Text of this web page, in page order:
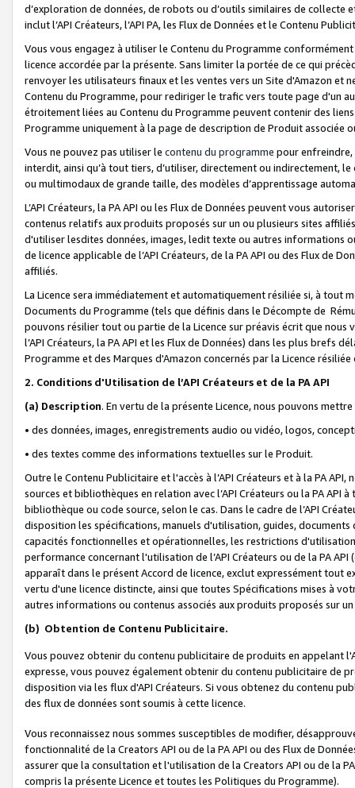
d’exploration de données, de robots ou d’outils similaires de
inclut l’API Créateurs, l’API PA, les Flux de Données et le Contenu
Vous vous engagez à utiliser le Contenu du Programme
licence accordée par la présente. Sans limiter la portée de ce qui
renvoyer les utilisateurs finaux et les ventes vers un Site d'Amazon et
Contenu du Programme, pour rediriger le trafic vers toute page d'un
étroitement liées au Contenu du Programme peuvent contenir des
Programme uniquement à la page de description de Produit associée
Vous ne pouvez pas utiliser le contenu du programme pour
interdit, ainsi qu’à tout tiers, d’utiliser, directement ou indirectement,
ou multimodaux de grande taille, des modèles d’apprentissage
L’API Créateurs, la PA API ou les Flux de Données peuvent vous
contenus relatifs aux produits proposés sur un ou plusieurs sites
d'utiliser lesdites données, images, ledit texte ou autres informations
de licence applicable de l’API Créateurs, de la PA API ou des Flux de
affiliés.
La Licence sera immédiatement et automatiquement résiliée si, à
Documents du Programme (tels que définis dans le Décompte de
pouvons résilier tout ou partie de la Licence sur préavis écrit que
l’API Créateurs, la PA API et les Flux de Données) dans les plus
Programme et des Marques d'Amazon concernés par la Licence
2. Conditions d'Utilisation de l’API Créateurs et de la PA API
(a) Description. En vertu de la présente Licence, nous pouvons
• des données, images, enregistrements audio ou vidéo, logos,
• des textes comme des informations textuelles sur le Produit.
Outre le Contenu Publicitaire et l'accès à l’API Créateurs et à la PA
sources et bibliothèques en relation avec l’API Créateurs ou la PA
bibliothèque ou code source, selon le cas. Dans le cadre de l’API
disposition les spécifications, manuels d'utilisation, guides,
capacités fonctionnelles et opérationnelles, les restrictions
performance concernant l'utilisation de l’API Créateurs ou de la PA
apparaît dans le présent Accord de licence, exclut expressément tout
vertu d'une licence distincte, ainsi que toutes Spécifications mises à
autres informations ou contenus associés aux produits proposés sur
(b) Obtention de Contenu Publicitaire.
Vous pouvez obtenir du contenu publicitaire de produits en appelant
expresse, vous pouvez également obtenir du contenu publicitaire de
disposition via les flux d'API Créateurs. Si vous obtenez du contenu
des flux de données sont soumis à cette licence.
Vous reconnaissez nous sommes susceptibles de modifier,
fonctionnalité de la Creators API ou de la PA API ou des Flux de
assurer que la consultation et l'utilisation de la Creators API ou de la
compris la présente Licence et toutes les Politiques du Programme).